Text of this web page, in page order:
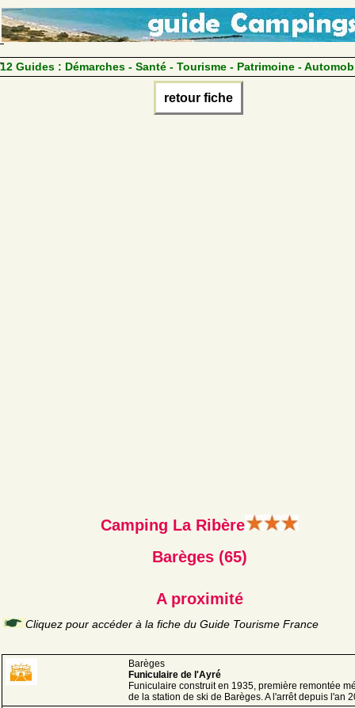
12 Guides : Démarches - Santé - Tourisme - Patrimoine -
retour fiche
Camping La Ribère
Barèges (65)
A proximité
Cliquez pour accéder à la fiche du Guide Tourisme France
Barèges
Funiculaire de l'Ayré
Funiculaire construit en 1935, première remontée
de la station de ski de Barèges. A l'arrêt depuis l'an